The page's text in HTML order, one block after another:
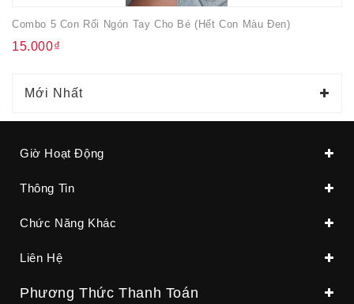
Combo 5 Con Rối Ngón Tay Cho Bé (hết Con Màu Đen)
15.000₫
Mới Nhất
Giờ Hoạt Động
Thông Tin
Chức Năng Khác
Liên Hệ
Phương Thức Thanh Toán